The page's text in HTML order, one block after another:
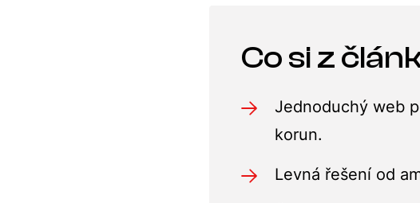
Co si z
Jednoduchý web
korun.
Levná řešení od